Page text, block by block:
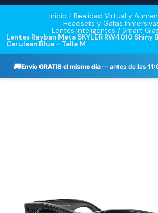
Inicio
Realidad Virtual y
Headsets y Gafas
Lentes Inteligentes / Smart
Lentes Rayban Meta SKYLER RW4010
Cerulean Blue - Talla M
🚚Envío GRATIS el mismo día— antes de las